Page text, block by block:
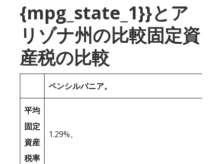
{mpg_state_1}}とア
リゾナ州の比較固定資
産税の比較
ペンシルバニア。
平均
固定
資産
税率
1.29%。